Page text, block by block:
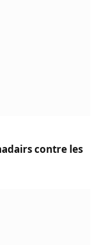
contre les